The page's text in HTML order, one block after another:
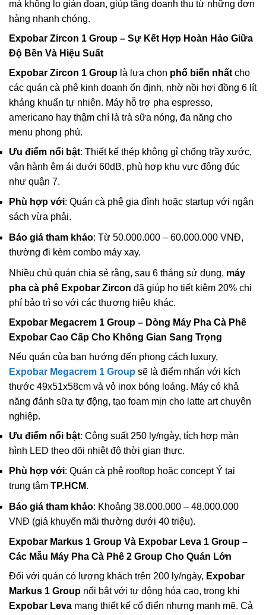
mà không lo gián đoạn, giúp tăng doanh thu từ những đơn
hàng nhanh chóng.
Expobar Zircon 1 Group – Sự Kết Hợp Hoàn Hảo Giữa
Độ Bền Và Hiệu Suất
Expobar Zircon 1 Group là lựa chọn phổ biến nhất cho
các quán cà phê kinh doanh ổn định, nhờ nồi hơi đồng 6 lít
kháng khuẩn tự nhiên. Máy hỗ trợ pha espresso,
americano hay thậm chí là trà sữa nóng, đa năng cho
menu phong phú.
Ưu điểm nổi bật: Thiết kế thép không gỉ chống trầy xước,
vận hành êm ái dưới 60dB, phù hợp khu vực đông đúc
như quận 7.
Phù hợp với: Quán cà phê gia đình hoặc startup với ngân
sách vừa phải.
Báo giá tham khảo: Từ 50.000.000 – 60.000.000 VNĐ,
thường đi kèm combo máy xay.
Nhiều chủ quán chia sẻ rằng, sau 6 tháng sử dụng, máy
pha cà phê Expobar Zircon đã giúp họ tiết kiệm 20% chi
phí bảo trì so với các thương hiệu khác.
Expobar Megacrem 1 Group – Dòng Máy Pha Cà Phê
Expobar Cao Cấp Cho Không Gian Sang Trọng
Nếu quán của bạn hướng đến phong cách luxury,
Expobar Megacrem 1 Group sẽ là điểm nhấn với kích
thước 49x51x58cm và vỏ inox bóng loáng. Máy có khả
năng đánh sữa tự động, tạo foam mịn cho latte art chuyên
nghiệp.
Ưu điểm nổi bật: Công suất 250 ly/ngày, tích hợp màn
hình LED theo dõi nhiệt độ thời gian thực.
Phù hợp với: Quán cà phê rooftop hoặc concept Ý tại
trung tâm TP.HCM.
Báo giá tham khảo: Khoảng 38.000.000 – 48.000.000
VNĐ (giá khuyến mãi thường dưới 40 triệu).
Expobar Markus 1 Group Và Expobar Leva 1 Group –
Các Mẫu Máy Pha Cà Phê 2 Group Cho Quán Lớn
Đối với quán có lượng khách trên 200 ly/ngày, Expobar
Markus 1 Group nổi bật với tự động hóa cao, trong khi
Expobar Leva mang thiết kế cổ điển nhưng mạnh mẽ. Cả